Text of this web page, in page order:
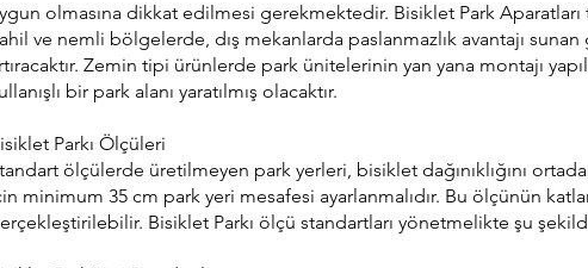
olmasına dikkat edilmesi gerekmektedir. Bisiklet Park Aparatları
ve nemli bölgelerde, dış mekanlarda paslanmazlık avantajı
Zemin tipi ürünlerde park ünitelerinin yan yana montajı
bir park alanı yaratılmış olacaktır.
Parkı Ölçüleri
ölçülerde üretilmeyen park yerleri, bisiklet dağınıklığını
minimum 35 cm park yeri mesafesi ayarlanmalıdır. Bu ölçünün
Bisiklet Parkı ölçü standartları yönetmelikte şu